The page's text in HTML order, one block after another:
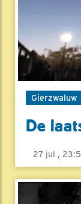
Gierzwaluw
De
27 jul ,